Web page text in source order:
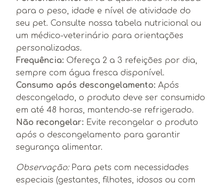
para o peso, idade e nível de atividade do
seu pet. Consulte nossa tabela nutricional ou
um médico-veterinário para orientações
personalizadas.
Frequência: Ofereça 2 a 3 refeições por dia,
sempre com água fresca disponível.
Consumo após descongelamento: Após
descongelado, o produto deve ser consumido
em até 48 horas, mantendo-se refrigerado.
Não recongelar: Evite recongelar o produto
após o descongelamento para garantir
segurança alimentar.
Observação:Para pets com necessidades
especiais (gestantes, filhotes, idosos ou com